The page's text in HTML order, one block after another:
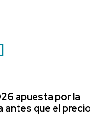
apuesta por la
antes que el precio